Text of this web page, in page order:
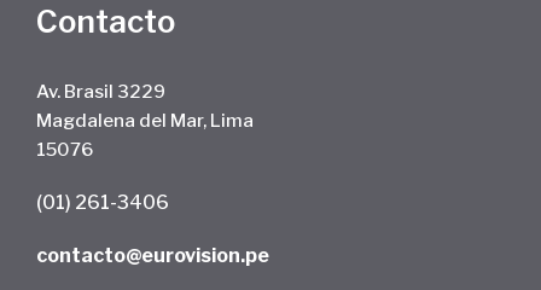
Contacto
Av. Brasil 3229
Magdalena del Mar, Lima
15076
(01) 261-3406
contacto@eurovision.pe